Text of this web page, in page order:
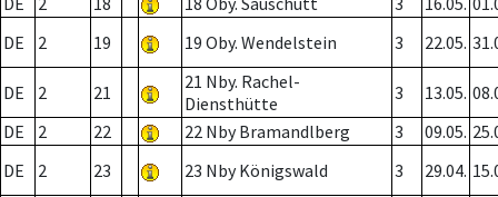
DE
2 19 19 Oby. Wendelstein 3 22.05.
DE 2 21
21 Nby. Rachel-
Diensthütte
3 13.05.
DE
2 22 22 Nby Bramandlberg 3 09.05.
DE
2 23 23 Nby Königswald 3 29.04.